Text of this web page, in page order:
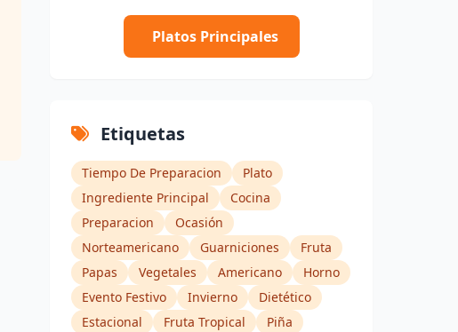
Platos Principales
Etiquetas
Tiempo De Preparacion
Plato
Ingrediente Principal
Cocina
Preparacion
Ocasión
Norteamericano
Guarniciones
Fruta
Papas
Vegetales Americano
Horno
Evento Festivo
Invierno
Dietético
Estacional
Fruta Tropical
Piña